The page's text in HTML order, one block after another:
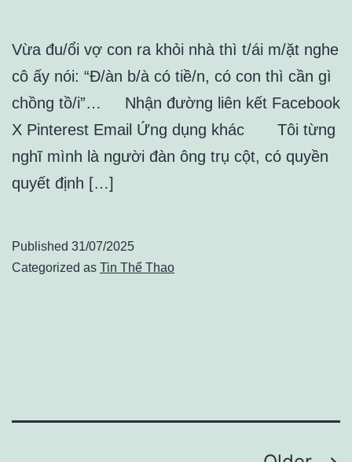
Vừa đu/ổi vợ con ra khỏi nhà thì t/ái m/ặt nghe
cô ấy nói: “Đ/àn b/à có tiề/n, có con thì cần gì
chồng tồ/i”… Nhận đường liên kết Facebook
X Pinterest Email Ứng dụng khác Tôi từng
nghĩ mình là người đàn ông trụ cột, có quyền
quyết định […]
Published 31/07/2025
Categorized as Tin Thể Thao